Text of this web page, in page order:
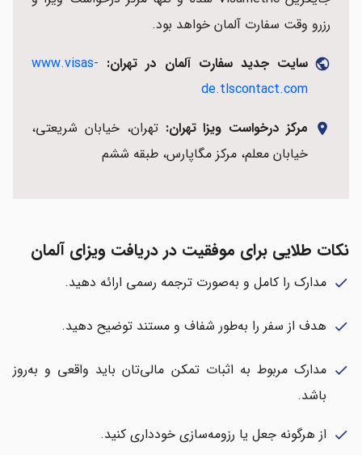
رزرو وقت سفارت آلمان خواهد بود.
public سایت جدید سفارت آلمان در تهران: www.visas-
de.tlscontact.com
location_on مرکز درخواست ویزا تهران: تهران، خیابان شریعتی،
خیابان معلم، مرکز مگاپارس، طبقه ششم
نکات طلایی برای موفقیت در دریافت ویزای آلمان
check مدارک را کامل و به‌صورت ترجمه رسمی ارائه دهید.
check هدف از سفر را به‌طور شفاف و مستند توضیح دهید.
check مدارک مربوط به اثبات تمکن مالی‌تان باید واقعی و به‌روز
باشد.
check از هرگونه جعل یا رزومه‌سازی خودداری کنید.